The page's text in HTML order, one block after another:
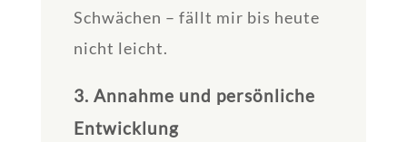
Schwächen – fällt mir bis heute
nicht leicht.
3. Annahme und persönliche
Entwicklung